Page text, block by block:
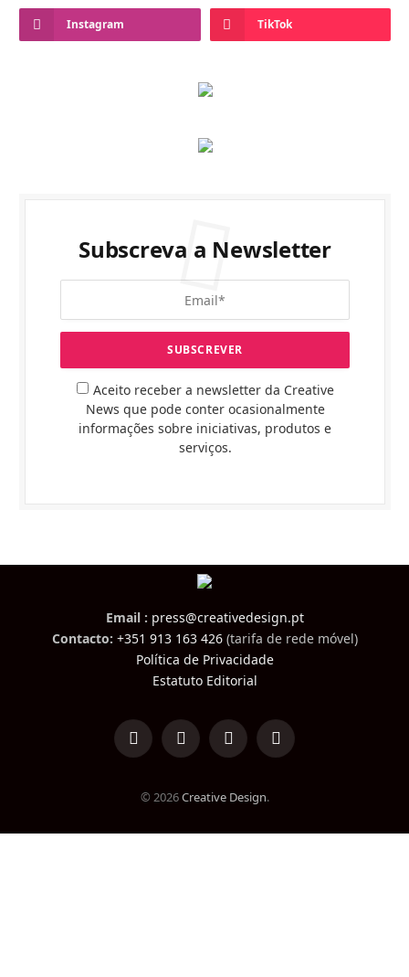
Instagram TikTok
Subscreva a Newsletter
Aceito receber a newsletter da Creative
News que pode conter ocasionalmente
informações sobre iniciativas, produtos e
serviços.
Email : press@creativedesign.pt
Contacto: +351 913 163 426(tarifa de rede móvel)
Política de Privacidade
Estatuto Editorial
LinkedInFacebookInstagramTikTok
© 2026Creative Design.